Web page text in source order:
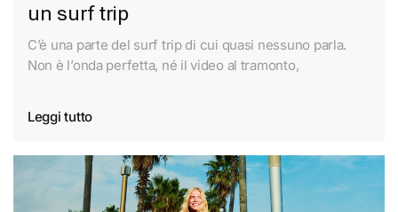
un surf trip
C’è una parte del surf trip di cui quasi nessuno parla.
Non è l’onda perfetta, né il video al tramonto,
Leggi tutto